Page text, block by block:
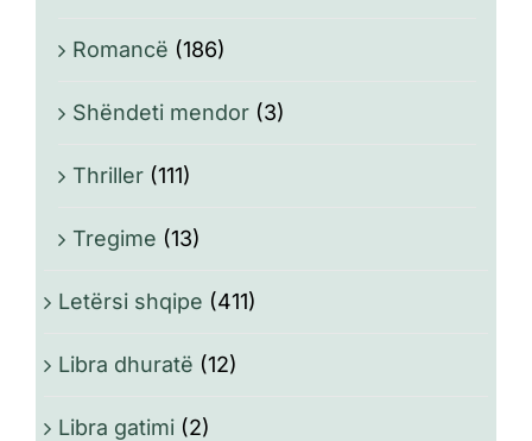
Romancë (186)
Shëndeti mendor (3)
Thriller (111)
Tregime (13)
Letërsi shqipe (411)
Libra dhuratë (12)
Libra gatimi (2)